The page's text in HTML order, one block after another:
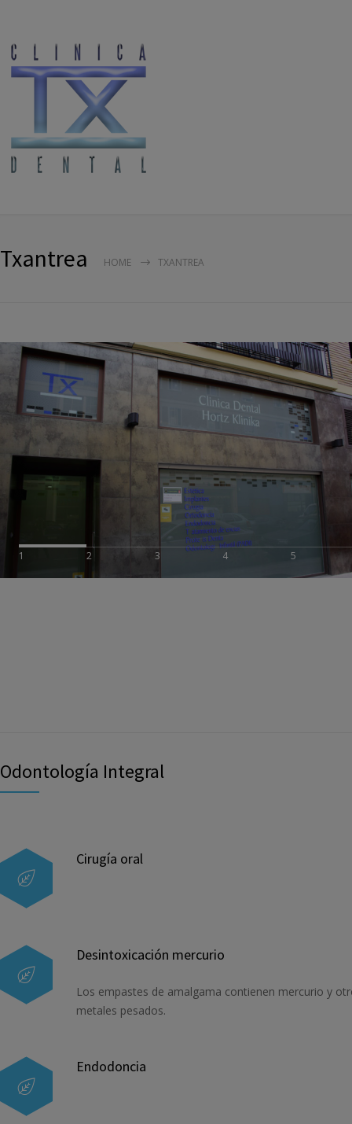
Txantrea HOME TXANTREA
1 2 3 4 5
Odontología Integral
Cirugía oral
Desintoxicación mercurio
Los empastes de amalgama contienen mercurio y
metales pesados.
Endodoncia